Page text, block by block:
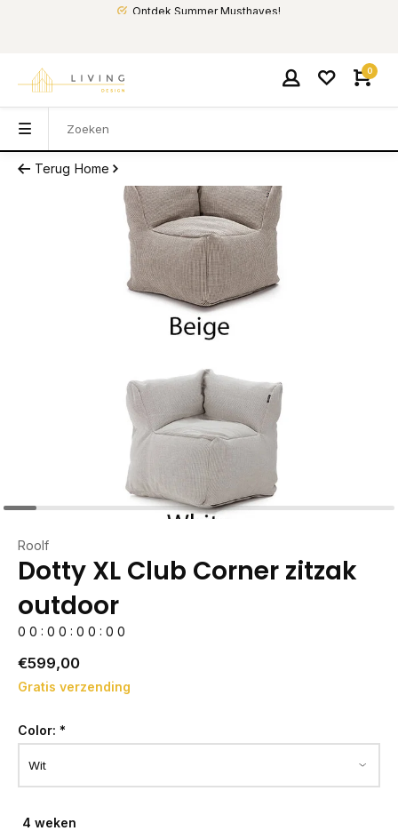
Ontdek Summer Musthaves!
0
Terug Home
Roolf
Dotty XL Club Corner zitzak
outdoor
0 0 : 0 0 : 0 0 : 0 0
€599,00
Gratis verzending
Color: *
4 weken